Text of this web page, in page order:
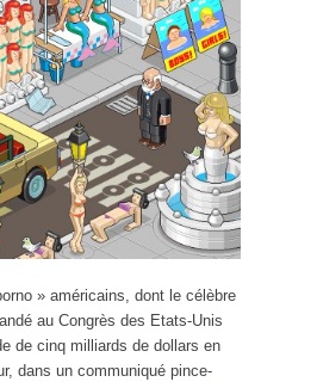
» américains, dont le célèbre
au Congrès des Etats-Unis
de cinq milliards de dollars en
dans un communiqué pince-